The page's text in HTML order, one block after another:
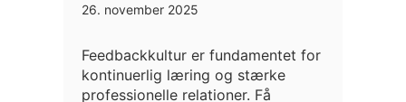
26. november 2025
Feedbackkultur er fundamentet for
kontinuerlig læring og stærke
professionelle relationer. Få